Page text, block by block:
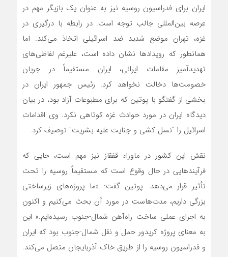
ایران برای فدراسیون روسیه نیز به عنوان یک بازیگر مهم در
عرصه بین‌المللی جالب توجه است. در رابطه با درگیری در
غزه، تهران موضع شدید ضد اسرائیلی اتخاذ می‌کند. اما
همانطور که رویدادها نشان داده است، علیرغم لفاظی‌های
تهدیدآمیز مقامات ایرانی، ایران مستقیماً در جریان
خصومت‌ها دخالت نخواهد کرد. رئیس جمهور ایران در
بخشی از گفتگو با پوتین که برای مطبوعات آزاد بود، در بیان
دیدگاه ایران در مورد حوادث غزه کوتاهی نکرد. وی اقدامات
اسرائیل را “نسل کشی و جنایت علیه بشریت” توصیف کرد.
نقش این کشور در ماوراء قفقاز نیز مهم است، جایی که
فرآیندهایی در حال وقوع است که مستقیماً روسیه را تحت
تأثیر قرار می‌دهد. پوتین گفت: «ما پروژه‌های زیرساختی
بزرگی داریم، مدت‌هاست در مورد آن بحث می‌کنیم و اکنون
به اجرای عملی ساخت راه‌آهن شمال-جنوب رسیده‌ایم.» این
به معنای پروژه کریدور حمل و نقل شمال-جنوب بود که ایران
و فدراسیون روسیه را از طریق خاک آذربایجان متصل می‌کند.